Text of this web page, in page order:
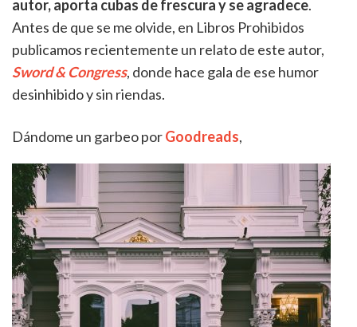
autor, aporta cubas de frescura y se agradece.
Antes de que se me olvide, en Libros Prohibidos
publicamos recientemente un relato de este autor,
Sword & Congress, donde hace gala de ese humor
desinhibido y sin riendas.
Dándome un garbeo porGoodreads,